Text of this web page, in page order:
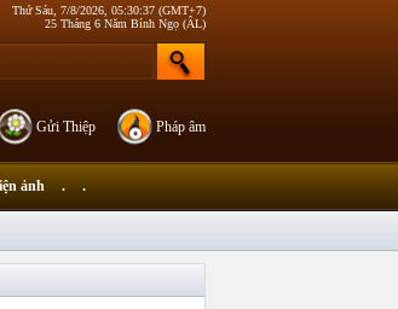
Thứ Sáu, 7/8/2026, 05:30:37 (GMT+7)
25 Tháng 6 Năm Bính Ngọ (ÂL)
Pháp âm
Gửi Thiệp
ảnh . .